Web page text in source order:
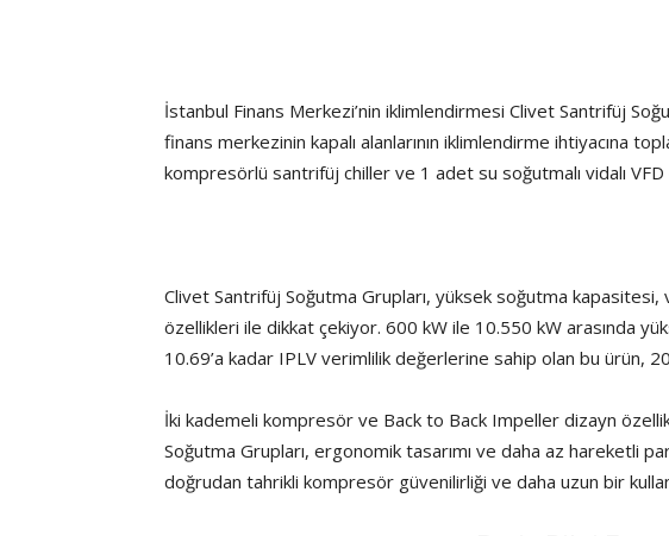
İstanbul Finans Merkezi’nin iklimlendirmesi Clivet Santrifüj
finans merkezinin kapalı alanlarının iklimlendirme ihtiyacına
kompresörlü santrifüj chiller ve 1 adet su soğutmalı vidalı
Clivet Santrifüj Soğutma Grupları, yüksek soğutma
özellikleri ile dikkat çekiyor. 600 kW ile 10.550 kW arasında
10.69’a kadar IPLV verimlilik değerlerine sahip olan bu ürün,
İki kademeli kompresör ve Back to Back Impeller dizayn
Soğutma Grupları, ergonomik tasarımı ve daha az hareketli
doğrudan tahrikli kompresör güvenilirliği ve daha uzun bir